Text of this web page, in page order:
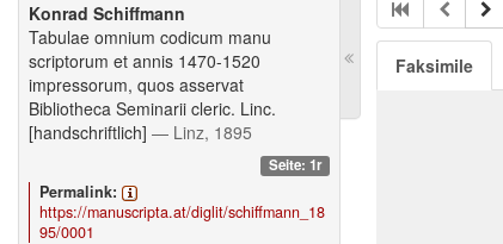
Konrad Schiffmann
Tabulae omnium codicum manu
scriptorum et annis 1470-1520
impressorum, quos asservat
Bibliotheca Seminarii cleric. Linc.
[handschriftlich] — Linz, 1895
Seite: 1r
Permalink:
https://manuscripta.at/diglit/schiffmann_18
95/0001
Faksimile